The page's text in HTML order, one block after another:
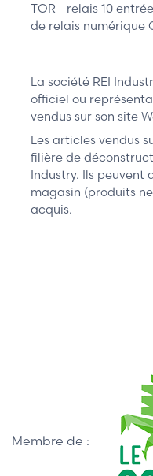
TOR - relais 10
de relais numérique
La société REI
officiel ou
vendus sur son site
Les articles vendus
filière de
Industry. Ils peuvent
magasin (produits
acquis.
Membre de :